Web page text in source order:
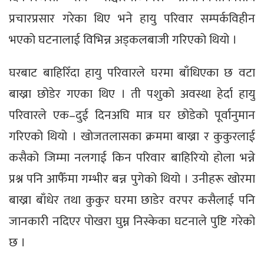
प्रचारप्रसार गरेका थिए भने हायु परिवार सम्पर्कविहीन
भएको घटनालाई विभिन्न अड्कलबाजी गरिएको थियो ।
घरबाट बाहिरिँदा हायु परिवारले घरमा बाँधिएका छ वटा
बाख्रा छोडेर गएका थिए । ती पशुको अवस्था हेर्दा हायु
परिवारले एक–दुई दिनअघि मात्र घर छोडेको पूर्वानुमान
गरिएको थियो । खोजतलासका क्रममा बाख्रा र कुकुरलाई
कसैको जिम्मा नलगाई किन परिवार बाहिरियो होला भन्ने
प्रश्न पनि आफैँमा गम्भीर बन्न पुगेको थियो । उनीहरू खोरमा
बाख्रा बाँधेर तथा कुकुर घरमा छाडेर वरपर कसैलाई पनि
जानकारी नदिएर पोखरा घुम्न निस्केका घटनाले पुष्टि गरेको
छ ।